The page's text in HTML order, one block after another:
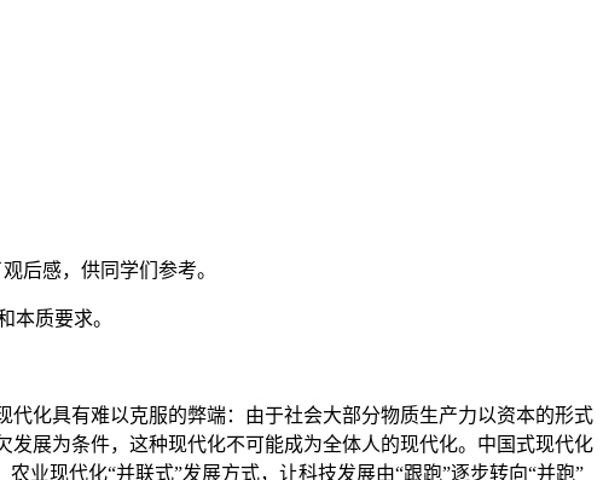
后感，供同学们参考。
质要求。
化具有难以克服的弊端：由于社会大部分物质生产力以资本的形式
展为条件，这种现代化不可能成为全体人的现代化。中国式现代化
业现代化“并联式”发展方式，让科技发展由“跟跑”逐步转向“并跑”